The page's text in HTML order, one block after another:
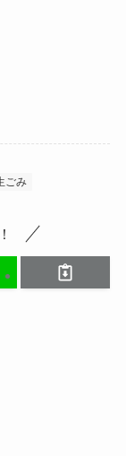
ごみ